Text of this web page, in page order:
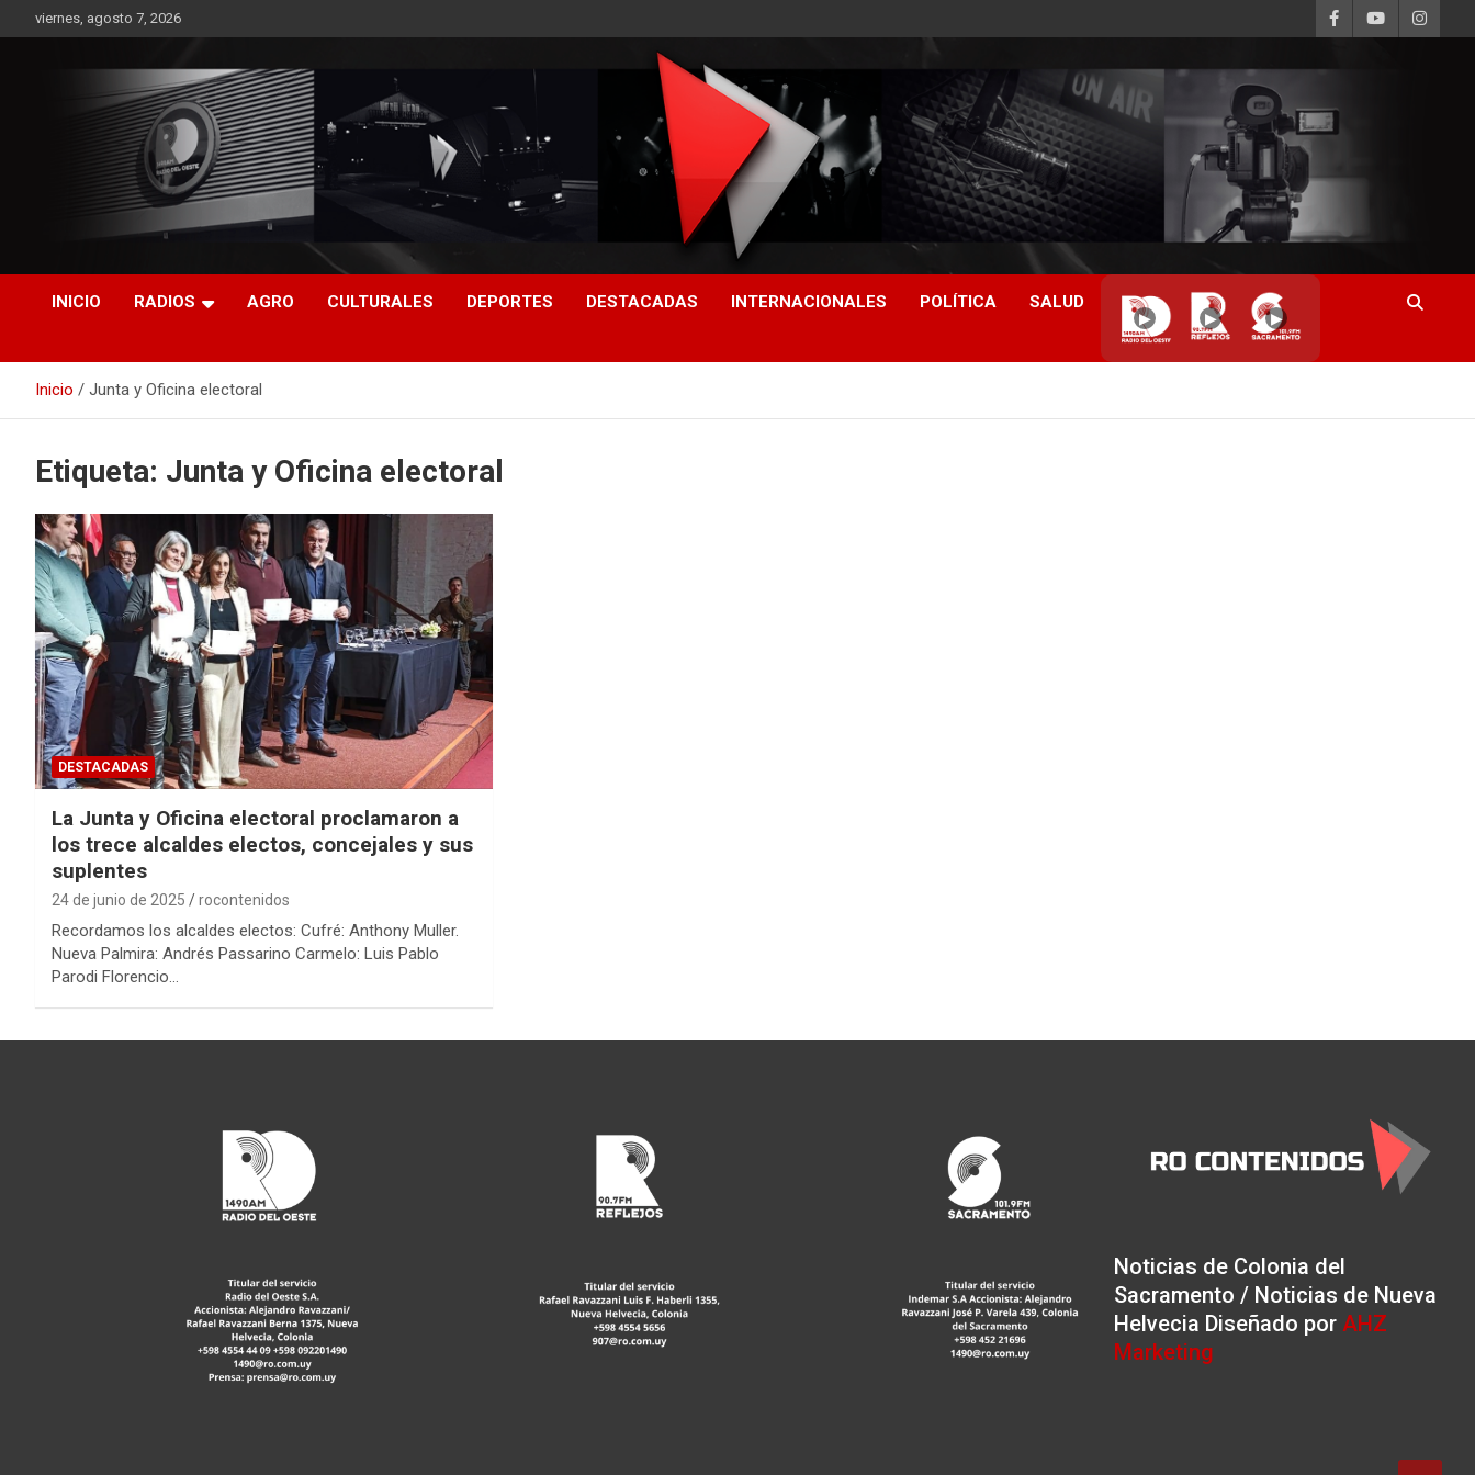
al
viernes, agosto 7, 2026
RO CONTENIDOS
INICIO RADIOS AGRO CULTURALES DEPORTES DESTACADAS INTERNACIONALES POLÍTICA SALUD
▶ ▶ ▶
Inicio Junta y Oficina electoral
Etiqueta: Junta y Oficina electoral
DESTACADAS
La Junta y Oficina electoral proclamaron a
los trece alcaldes electos, concejales y sus
suplentes
24 de junio de 2025 rocontenidos
Recordamos los alcaldes electos: Cufré: Anthony Muller.
Nueva Palmira: Andrés Passarino Carmelo: Luis Pablo
Parodi Florencio…
Noticias de Colonia del
Sacramento / Noticias de Nueva
Helvecia Diseñado por AHZ
Marketing